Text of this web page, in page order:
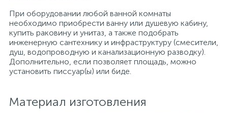
При оборудовании любой ванной комнаты
необходимо приобрести ванну или душевую кабину,
купить раковину и унитаз, а также подобрать
инженерную сантехнику и инфраструктуру (смесители,
душ, водопроводную и канализационную разводку).
Дополнительно, если позволяет площадь, можно
установить писсуар(ы) или биде.
Материал изготовления
Сифоны и выпуски
Аксессуары для ванной